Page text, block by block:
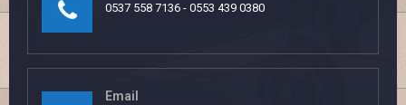
0537 558 7136 - 0553 439 0380
Email